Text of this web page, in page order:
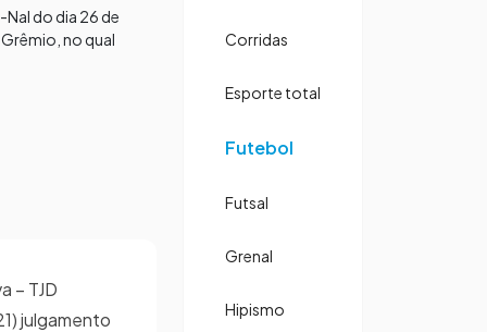
do dia 26 de
no qual
– TJD
julgamento
Corridas
Esporte total
Futebol
Futsal
Grenal
Hipismo